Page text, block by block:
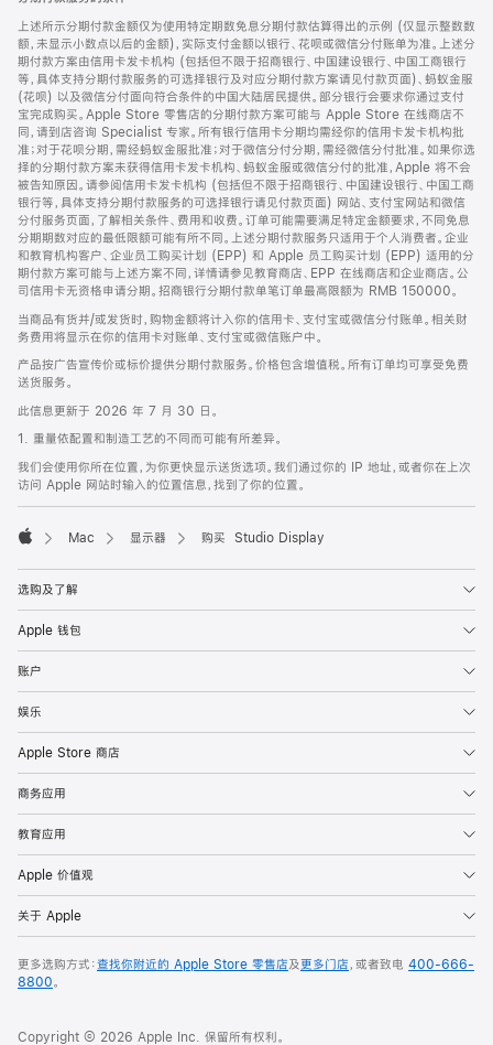
页
脚
上述所示分期付款金额仅为使用特定期数免息分期付款估算得出的示例 (仅显示整数数
额，未显示小数点以后的金额)，实际支付金额以银行、花呗或微信分付账单为准。上述分
期付款方案由信用卡发卡机构 (包括但不限于招商银行、中国建设银行、中国工商银行
等，具体支持分期付款服务的可选择银行及对应分期付款方案请见付款页面)、蚂蚁金服
(花呗) 以及微信分付面向符合条件的中国大陆居民提供。部分银行会要求你通过支付
宝完成购买。Apple Store 零售店的分期付款方案可能与 Apple Store 在线商店不
同，请到店咨询 Specialist 专家。所有银行信用卡分期均需经你的信用卡发卡机构批
准；对于花呗分期，需经蚂蚁金服批准；对于微信分付分期，需经微信分付批准。如果你选
择的分期付款方案未获得信用卡发卡机构、蚂蚁金服或微信分付的批准，Apple 将不会
被告知原因。请参阅信用卡发卡机构 (包括但不限于招商银行、中国建设银行、中国工商
银行等，具体支持分期付款服务的可选择银行请见付款页面) 网站、支付宝网站和微信
分付服务页面，了解相关条件、费用和收费。订单可能需要满足特定金额要求，不同免息
分期期数对应的最低限额可能有所不同。上述分期付款服务只适用于个人消费者。企业
和教育机构客户、企业员工购买计划 (EPP) 和 Apple 员工购买计划 (EPP) 适用的分
期付款方案可能与上述方案不同，详情请参见教育商店、EPP 在线商店和企业商店。公
司信用卡无资格申请分期。招商银行分期付款单笔订单最高限额为 RMB 150000。
当商品有货并/或发货时，购物金额将计入你的信用卡、支付宝或微信分付账单。相关财
务费用将显示在你的信用卡对账单、支付宝或微信账户中。
产品按广告宣传价或标价提供分期付款服务。价格包含增值税。所有订单均可享受免费
送货服务。
此信息更新于 2026 年 7 月 30 日。
1. 重量依配置和制造工艺的不同而可能有所差异。
我们会使用你所在位置，为你更快显示送货选项。我们通过你的 IP 地址，或者你在上次
访问 Apple 网站时输入的位置信息，找到了你的位置。
Mac 显示器 购买 Studio Display
选购及了解
Apple 钱包
账户
娱乐
Apple Store 商店
商务应用
教育应用
Apple 价值观
关于 Apple
更多选购方式：查找你附近的 Apple Store 零售店及更多门店，或者致电 400-666-
8800。
Copyright © 2026 Apple Inc. 保留所有权利。